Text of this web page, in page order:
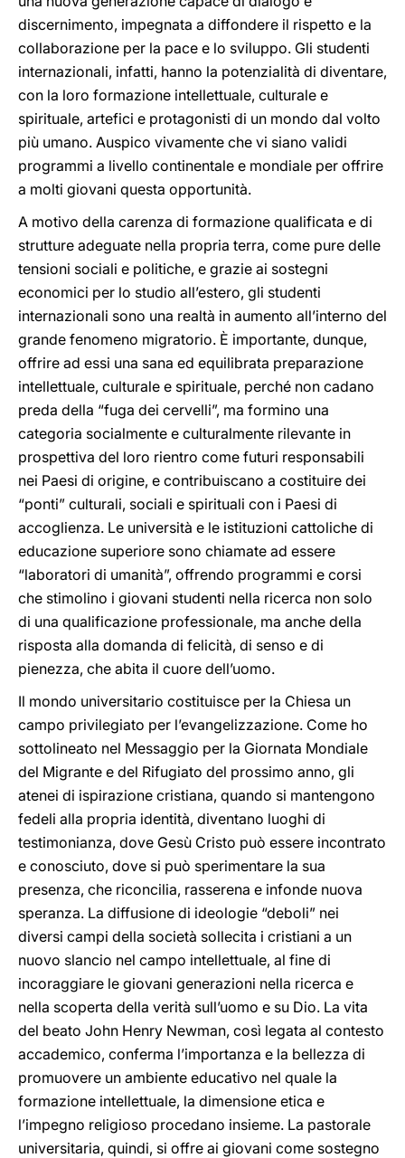
discernimento, impegnata a diffondere il rispetto e la
collaborazione per la pace e lo sviluppo. Gli studenti
internazionali, infatti, hanno la potenzialità di diventare,
con la loro formazione intellettuale, culturale e
spirituale, artefici e protagonisti di un mondo dal volto
più umano. Auspico vivamente che vi siano validi
programmi a livello continentale e mondiale per offrire
a molti giovani questa opportunità.
A motivo della carenza di formazione qualificata e di
strutture adeguate nella propria terra, come pure delle
tensioni sociali e politiche, e grazie ai sostegni
economici per lo studio all’estero, gli studenti
internazionali sono una realtà in aumento all’interno del
grande fenomeno migratorio. È importante, dunque,
offrire ad essi una sana ed equilibrata preparazione
intellettuale, culturale e spirituale, perché non cadano
preda della “fuga dei cervelli”, ma formino una
categoria socialmente e culturalmente rilevante in
prospettiva del loro rientro come futuri responsabili
nei Paesi di origine, e contribuiscano a costituire dei
“ponti” culturali, sociali e spirituali con i Paesi di
accoglienza. Le università e le istituzioni cattoliche di
educazione superiore sono chiamate ad essere
“laboratori di umanità”, offrendo programmi e corsi
che stimolino i giovani studenti nella ricerca non solo
di una qualificazione professionale, ma anche della
risposta alla domanda di felicità, di senso e di
pienezza, che abita il cuore dell’uomo.
Il mondo universitario costituisce per la Chiesa un
campo privilegiato per l’evangelizzazione. Come ho
sottolineato nel Messaggio per la Giornata Mondiale
del Migrante e del Rifugiato del prossimo anno, gli
atenei di ispirazione cristiana, quando si mantengono
fedeli alla propria identità, diventano luoghi di
testimonianza, dove Gesù Cristo può essere incontrato
e conosciuto, dove si può sperimentare la sua
presenza, che riconcilia, rasserena e infonde nuova
speranza. La diffusione di ideologie “deboli” nei
diversi campi della società sollecita i cristiani a un
nuovo slancio nel campo intellettuale, al fine di
incoraggiare le giovani generazioni nella ricerca e
nella scoperta della verità sull’uomo e su Dio. La vita
del beato John Henry Newman, così legata al contesto
accademico, conferma l’importanza e la bellezza di
promuovere un ambiente educativo nel quale la
formazione intellettuale, la dimensione etica e
l’impegno religioso procedano insieme. La pastorale
universitaria, quindi, si offre ai giovani come sostegno